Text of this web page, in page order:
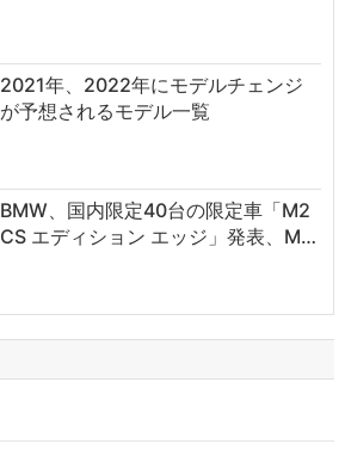
2021年、2022年にモデルチェンジ
が予想されるモデル一覧
BMW、国内限定40台の限定車「M2
CS エディション エッジ」発表、M…